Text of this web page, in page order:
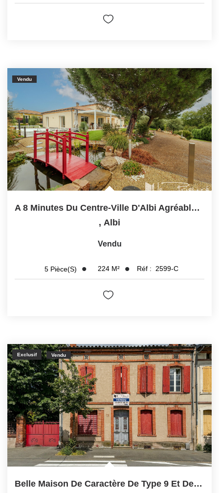
Vendu
A 8 Minutes Du Centre-Ville D'Albi Agréable Villa De 5...
, Albi
Vendu
5 Pièce(s) 224 M² Réf : 2599-C
Exclusif Vendu
Belle Maison De Caractère De Type 9 Et De 320 M² À 5 Min De...